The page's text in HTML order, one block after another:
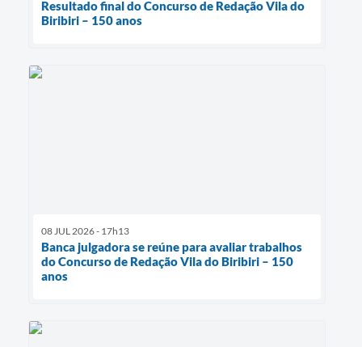
Resultado final do Concurso de Redação Vila do
Biribiri – 150 anos
08 JUL 2026 - 17h13
Banca julgadora se reúne para avaliar trabalhos
do Concurso de Redação Vila do Biribiri – 150
anos